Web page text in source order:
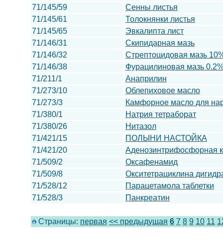
71/145/59
Сенны листья
71/145/61
Толокнянки листья
71/145/65
Эвкалипта лист
71/146/31
Скипидарная мазь
71/146/32
Стрептоцидовая мазь
71/146/38
Фурацилиновая мазь
71/211/1
Анаприлин
71/273/10
Облепиховое масло
71/273/3
Камфорное масло для
71/380/1
Натрия тетраборат
71/380/26
Нитазол
71/421/15
ПОЛЫНИ НАСТОЙКА
71/421/20
Аденозинтрифoсфорная
71/509/2
Оксафенамид
71/509/8
Окситетрациклина
71/528/12
Парацетамола таблетки
71/528/3
Панкреатин
Страницы: первая << предыдущая 6 7 8 9 10 11